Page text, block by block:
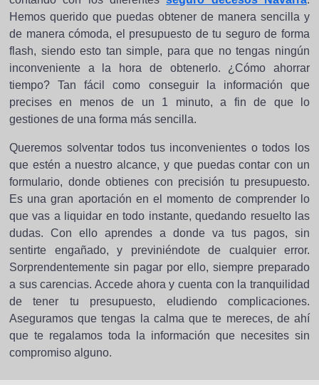
Hemos querido que puedas obtener de manera sencilla y
de manera cómoda, el presupuesto de tu seguro de forma
flash, siendo esto tan simple, para que no tengas ningún
inconveniente a la hora de obtenerlo. ¿Cómo ahorrar
tiempo? Tan fácil como conseguir la información que
precises en menos de un 1 minuto, a fin de que lo
gestiones de una forma más sencilla.
Queremos solventar todos tus inconvenientes o todos los
que estén a nuestro alcance, y que puedas contar con un
formulario, donde obtienes con precisión tu presupuesto.
Es una gran aportación en el momento de comprender lo
que vas a liquidar en todo instante, quedando resuelto las
dudas. Con ello aprendes a donde va tus pagos, sin
sentirte engañado, y previniéndote de cualquier error.
Sorprendentemente sin pagar por ello, siempre preparado
a sus carencias. Accede ahora y cuenta con la tranquilidad
de tener tu presupuesto, eludiendo complicaciones.
Aseguramos que tengas la calma que te mereces, de ahí
que te regalamos toda la información que necesites sin
compromiso alguno.